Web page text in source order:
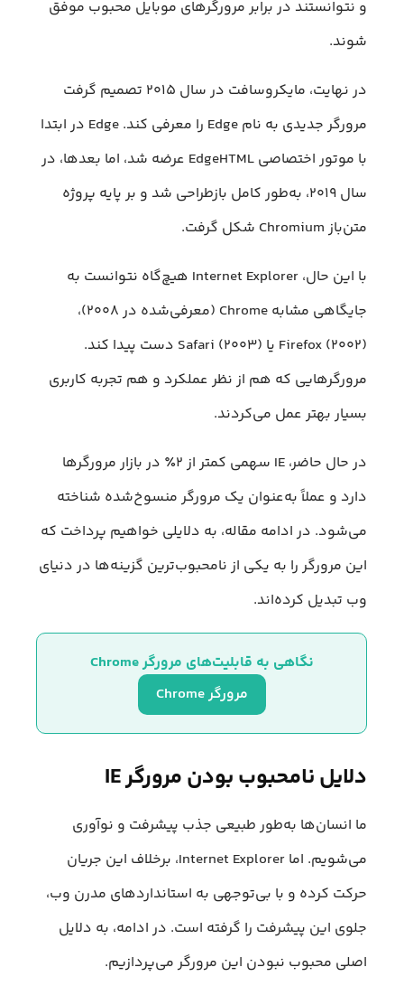
و نتوانستند در برابر مرورگرهای موبایل محبوب موفق
شوند.
در نهایت، مایکروسافت در سال ۲۰۱۵ تصمیم گرفت
مرورگر جدیدی به نام Edge را معرفی کند. Edge در ابتدا
با موتور اختصاصی EdgeHTML عرضه شد، اما بعدها، در
سال ۲۰۱۹، به‌طور کامل بازطراحی شد و بر پایه پروژه
متن‌باز Chromium شکل گرفت.
با این حال، Internet Explorer هیچ‌گاه نتوانست به
جایگاهی مشابه Chrome (معرفی‌شده در ۲۰۰۸)،
Firefox (۲۰۰۲) یا Safari (۲۰۰۳) دست پیدا کند.
مرورگرهایی که هم از نظر عملکرد و هم تجربه کاربری
بسیار بهتر عمل می‌کردند.
در حال حاضر، IE سهمی کمتر از ۲٪ در بازار مرورگرها
دارد و عملاً به‌عنوان یک مرورگر منسوخ‌شده شناخته
می‌شود. در ادامه مقاله، به دلایلی خواهیم پرداخت که
این مرورگر را به یکی از نامحبوب‌ترین گزینه‌ها در دنیای
وب تبدیل کرده‌اند.
نگاهی به قابلیت‌های مرورگر Chrome
مرورگر Chrome
دلایل نامحبوب بودن مرورگر IE
ما انسان‌ها به‌طور طبیعی جذب پیشرفت و نوآوری
می‌شویم. اما Internet Explorer، برخلاف این جریان
حرکت کرده و با بی‌توجهی به استانداردهای مدرن وب،
جلوی این پیشرفت را گرفته است. در ادامه، به دلایل
اصلی محبوب نبودن این مرورگر می‌پردازیم.